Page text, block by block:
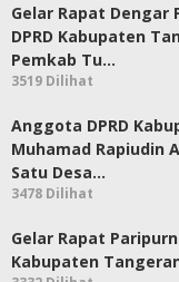
Gelar Rapat Dengar
DPRD Kabupaten
Pemkab Tu…
3519 Dilihat
Anggota DPRD
Muhamad Rapiudin
Satu Desa…
3478 Dilihat
Gelar Rapat
Kabupaten